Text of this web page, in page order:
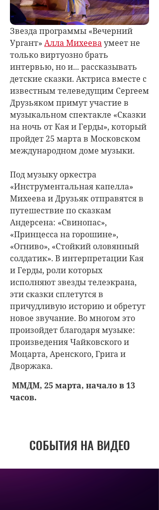
Звезда программы «Вечерний
Ургант» Алла Михееваумеет не
только виртуозно брать
интервью, но и... рассказывать
детские сказки. Актриса вместе с
известным телеведущим Сергеем
Друзьяком примут участие в
музыкальном спектакле «Сказки
на ночь от Кая и Герды», который
пройдет 25 марта в Московском
международном доме музыки.
Под музыку оркестра
«Инструментальная капелла»
Михеева и Друзьяк отправятся в
путешествие по сказкам
Андерсена: «Свинопас»,
«Принцесса на горошине»,
«Огниво», «Стойкий оловянный
солдатик». В интерпретации Кая
и Герды, роли которых
исполняют звезды телеэкрана,
эти сказки сплетутся в
причудливую историю и обретут
новое звучание. Во многом это
произойдет благодаря музыке:
произведения Чайковского и
Моцарта, Аренского, Грига и
Дворжака.
ММДМ, 25 марта, начало в 13
часов.
СОБЫТИЯ НА ВИДЕО